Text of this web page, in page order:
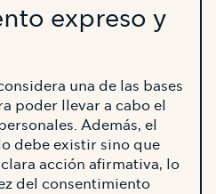
expreso y
una de las bases
poder llevar a cabo el
Además, el
debe existir sino que
acción afirmativa, lo
del consentimiento